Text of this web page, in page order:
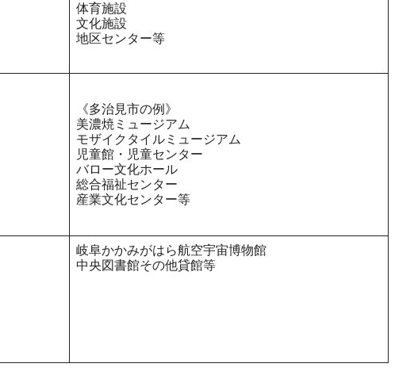
体育施設
文化施設
地区センター等
《多治見市の例》
美濃焼ミュージアム
モザイクタイルミュージアム
児童館・児童センター
バロー文化ホール
総合福祉センター
産業文化センター等
岐阜かかみがはら航空宇宙博物館
中央図書館その他貸館等